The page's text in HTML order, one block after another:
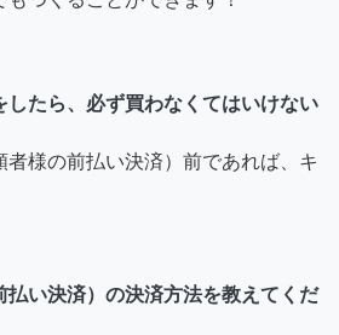
したら、必ず買わなくてはいけない
者様の前払い決済）前であれば、キ
払い決済）の決済方法を教えてくだ